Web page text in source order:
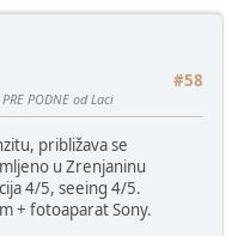
#58
PODNE od Laci
približava se
u Zrenjaninu
4/5, seeing 4/5.
+ fotoaparat Sony.